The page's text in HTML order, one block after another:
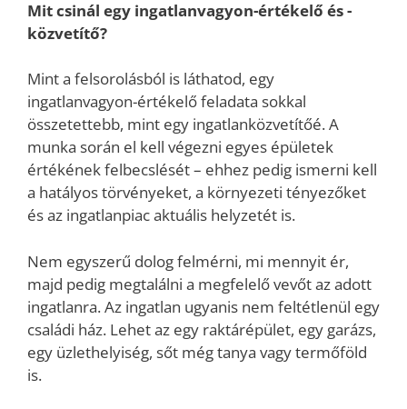
Mit csinál egy ingatlanvagyon-értékelő és -
közvetítő?
Mint a felsorolásból is láthatod, egy
ingatlanvagyon-értékelő feladata sokkal
összetettebb, mint egy ingatlanközvetítőé. A
munka során el kell végezni egyes épületek
értékének felbecslését – ehhez pedig ismerni kell
a hatályos törvényeket, a környezeti tényezőket
és az ingatlanpiac aktuális helyzetét is.
Nem egyszerű dolog felmérni, mi mennyit ér,
majd pedig megtalálni a megfelelő vevőt az adott
ingatlanra. Az ingatlan ugyanis nem feltétlenül egy
családi ház. Lehet az egy raktárépület, egy garázs,
egy üzlethelyiség, sőt még tanya vagy termőföld
is.